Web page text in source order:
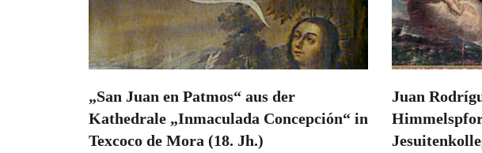
„San Juan en Patmos“ aus der
Kathedrale „Inmaculada Concepción“ in
Texcoco de Mora (18. Jh.)
Juan